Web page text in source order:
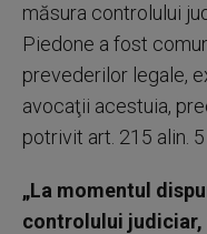
măsura controlului
Piedone a fost
prevederilor legale,
avocaţii acestuia,
potrivit art. 215 alin.
„La momentul
controlului